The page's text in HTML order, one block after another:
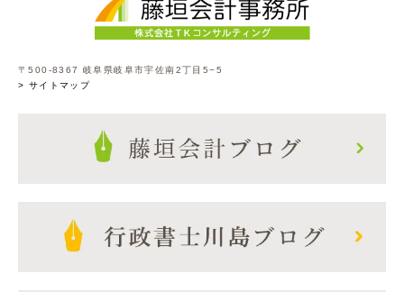
〒500-8367 岐阜県岐阜市宇佐南2丁目5−5
> サイトマップ